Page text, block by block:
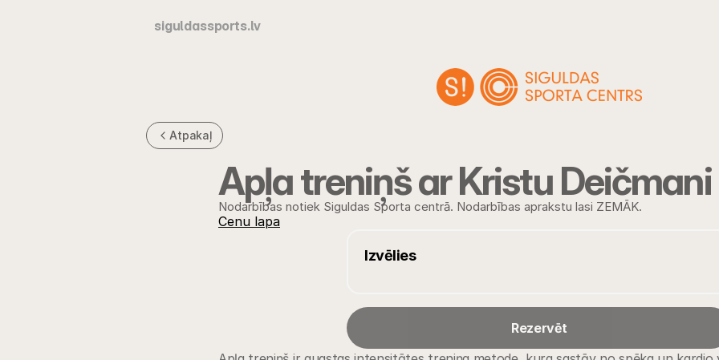
siguldassports.lv
Atpakaļ
Apļa treniņš ar Kristu Deičmani
Nodarbības notiek Siguldas Sporta centrā. Nodarbības aprakstu lasi ZEMĀK.
Cenu lapa
Izvēlies
Rezervēt